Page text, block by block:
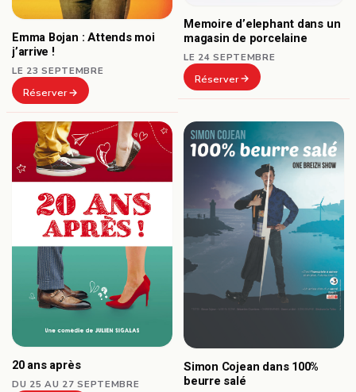
Emma Bojan : Attends moi
j’arrive !
LE 23 SEPTEMBRE
Réserver
Memoire d’elephant dans un
magasin de porcelaine
LE 24 SEPTEMBRE
Réserver
20 ans après
DU 25 AU 27 SEPTEMBRE
Simon Cojean dans 100%
beurre salé